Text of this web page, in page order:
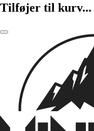
Tilføjer til kurv...